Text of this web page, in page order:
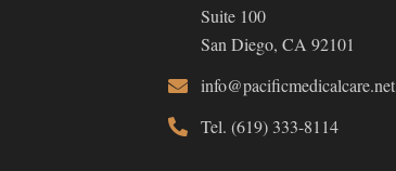
Suite 100
San Diego, CA 92101
info@pacificmedicalcare.net
Tel. (619) 333-8114